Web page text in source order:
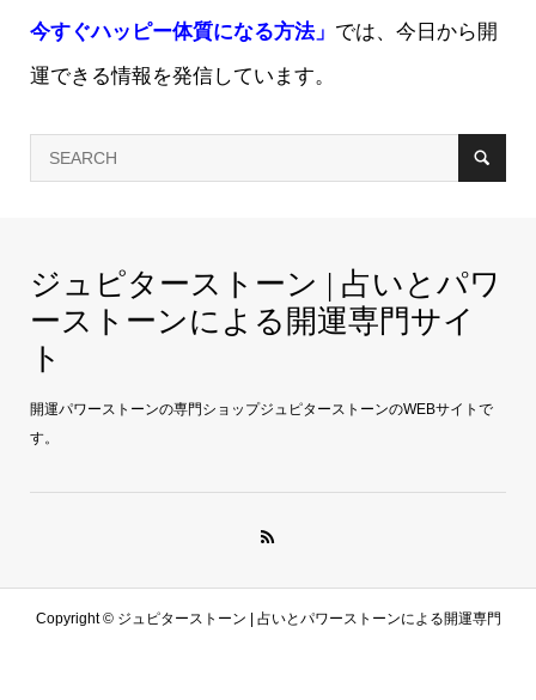
今すぐハッピー体質になる方法」 では、今日から開
運できる情報を発信しています。
ジュピターストーン | 占いとパワ
ーストーンによる開運専門サイ
ト
開運パワーストーンの専門ショップジュピターストーンのWEBサイトで
す。
Copyright ©ジュピターストーン | 占いとパワーストーンによる開運専門